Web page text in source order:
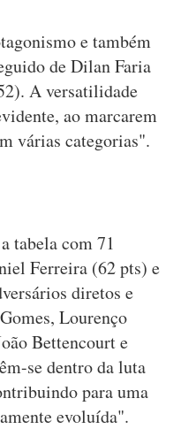
e também
de Dilan Faria
A versatilidade
ao marcarem
várias categorias".
tabela com 71
Ferreira (62 pts) e
diretos e
Lourenço
Bettencourt e
se dentro da luta
para uma
evoluída".